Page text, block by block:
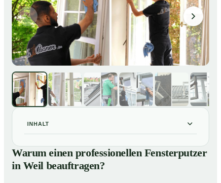
INHALT
Warum einen professionellen Fensterputzer in Weil
beauftragen?
Darum lohnt sich ein Fensterputzer in Weil
Warum einen professionellen Fensterputzer
in Weil beauftragen?